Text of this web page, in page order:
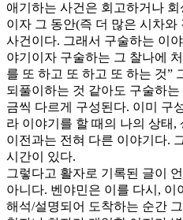
애기하는 사건은 회고하거나
이자 그 동안(즉 더 많은 시차와
사건이다. 그래서 구술하는 이
야기이자 구술하는 그 찰나에
를 또 하고 또 하고 또 하는 것”
되풀이하는 것 같아도 구술하
금씩 다르게 구성된다. 이미 구
라 이야기를 할 때의 나의 상태,
이전과는 전혀 다른 이야기다.
시간이 있다.
그렇다고 활자로 기록된 글이
아니다. 벤야민은 이를 다시, 이
해석/설명되어 도착하는 순간